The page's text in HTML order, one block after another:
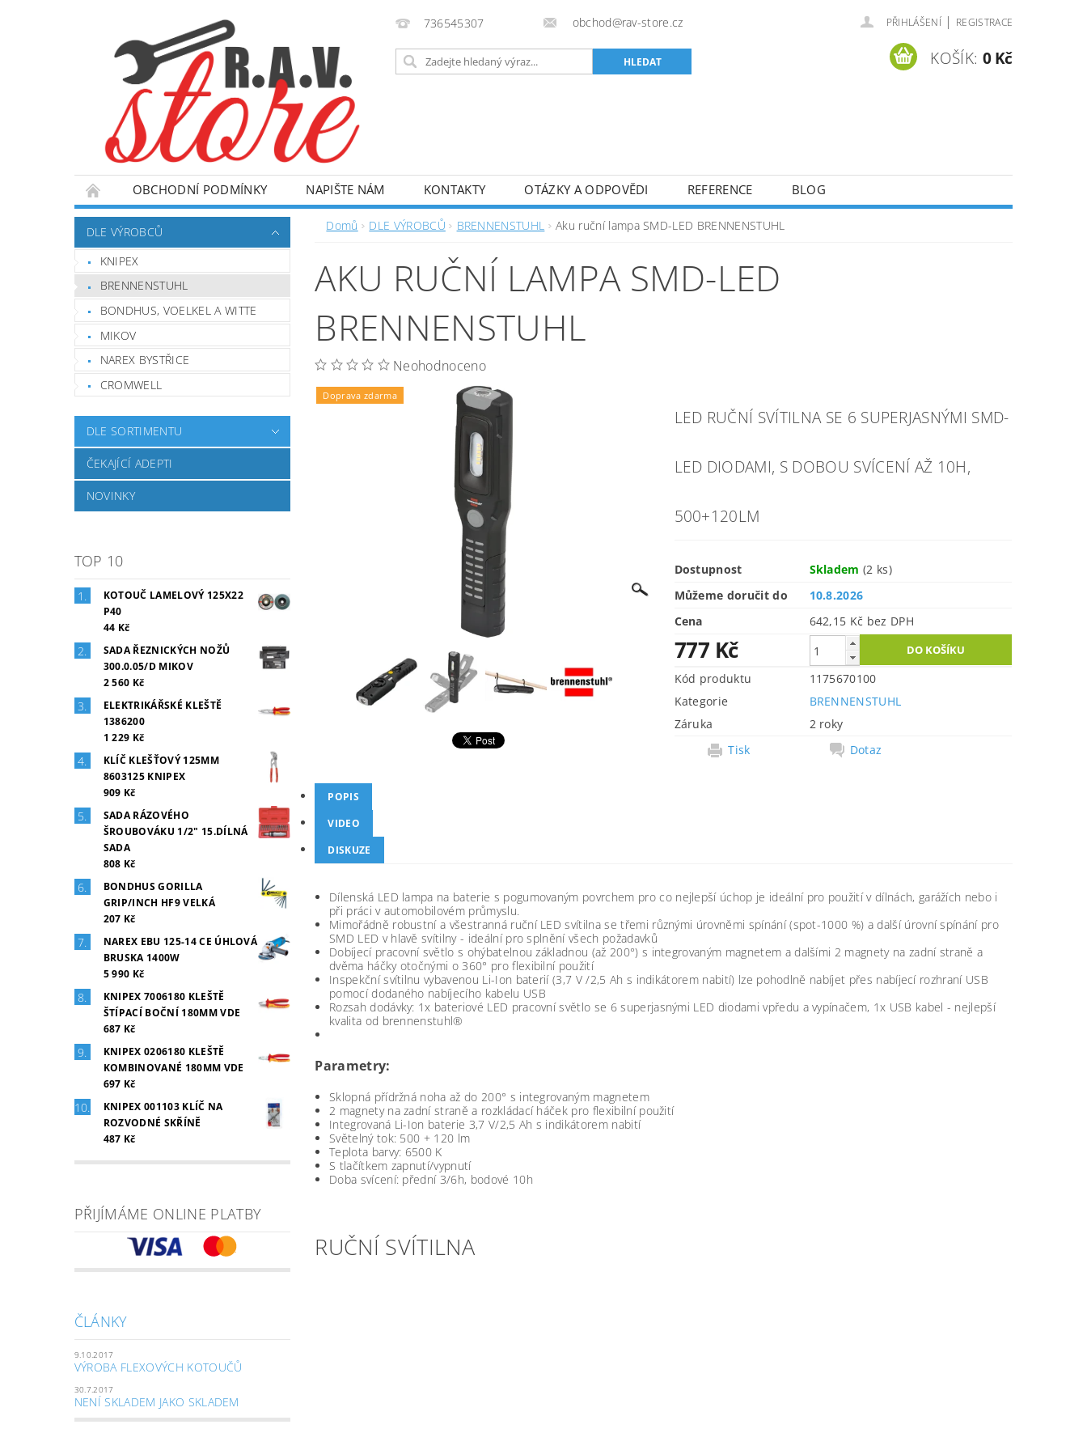
736545307 obchod@rav-store.cz PŘIHLÁŠENÍ | REGISTRACE
KOŠÍK: 0 Kč
OBCHODNÍ PODMÍNKY NAPIŠTE NÁM KONTAKTY OTÁZKY A ODPOVĚDI REFERENCE BLOG
DLE VÝROBCŮ
KNIPEX
BRENNENSTUHL
BONDHUS, VOELKEL A WITTE
MIKOV
NAREX BYSTŘICE
CROMWELL
DLE SORTIMENTU
ČEKAJÍCÍ ADEPTI
NOVINKY
TOP 10
KOTOUČ LAMELOVÝ 125X22
P40
44 Kč
SADA ŘEZNICKÝCH NOŽŮ
300.0.05/D MIKOV
2 560 Kč
ELEKTRIKÁŘSKÉ KLEŠTĚ
1386200
1 229 Kč
KLÍČ KLEŠŤOVÝ 125MM
8603125 KNIPEX
909 Kč
SADA RÁZOVÉHO
ŠROUBOVÁKU 1/2" 15.DÍLNÁ
SADA
808 Kč
BONDHUS GORILLA
GRIP/INCH HF9 VELKÁ
207 Kč
NAREX EBU 125-14 CE ÚHLOVÁ
BRUSKA 1400W
5 990 Kč
KNIPEX 7006180 KLEŠTĚ
ŠTÍPACÍ BOČNÍ 180MM VDE
687 Kč
KNIPEX 0206180 KLEŠTĚ
KOMBINOVANÉ 180MM VDE
697 Kč
KNIPEX 001103 KLÍČ NA
ROZVODNÉ SKŘÍNĚ
487 Kč
PŘIJÍMÁME ONLINE PLATBY
ČLÁNKY
9.10.2017
VÝROBA FLEXOVÝCH KOTOUČŮ
30.7.2017
NENÍ SKLADEM JAKO SKLADEM
Domů DLE VÝROBCŮ BRENNENSTUHL Aku ruční lampa SMD-LED BRENNENSTUHL
AKU RUČNÍ LAMPA SMD-LED
BRENNENSTUHL
Neohodnoceno
Doprava zdarma
LED RUČNÍ SVÍTILNA SE 6 SUPERJASNÝMI SMD-
LED DIODAMI, S DOBOU SVÍCENÍ AŽ 10H,
500+120LM
Dostupnost Skladem(2 ks)
Můžeme doručit do
10.8.2026
Cena
642,15 Kč bez DPH
777 Kč
Kód produktu
1175670100
Kategorie
BRENNENSTUHL
Záruka
2 roky
Tisk
Dotaz
POPIS
VIDEO
DISKUZE
Dílenská LED lampa na baterie s pogumovaným povrchem pro co nejlepší úchop je ideální pro použití v dílnách, garážích nebo i
při práci v automobilovém průmyslu.
Mimořádně robustní a všestranná ruční LED svítilna se třemi různými úrovněmi spínání (spot-1000 %) a další úrovní spínání pro
SMD LED v hlavě svítilny - ideální pro splnění všech požadavků
Dobíjecí pracovní světlo s ohýbatelnou základnou (až 200°) s integrovaným magnetem a dalšími 2 magnety na zadní straně a
dvěma háčky otočnými o 360° pro flexibilní použití
Inspekční svítilnu vybavenou Li-Ion baterií (3,7 V /2,5 Ah s indikátorem nabití) lze pohodlně nabíjet přes nabíjecí rozhraní USB
pomocí dodaného nabíjecího kabelu USB
Rozsah dodávky: 1x bateriové LED pracovní světlo se 6 superjasnými LED diodami vpředu a vypínačem, 1x USB kabel - nejlepší
kvalita od brennenstuhl®
Parametry:
Sklopná přídržná noha až do 200° s integrovaným magnetem
2 magnety na zadní straně a rozkládací háček pro flexibilní použití
Integrovaná Li-Ion baterie 3,7 V/2,5 Ah s indikátorem nabití
Světelný tok: 500 + 120 lm
Teplota barvy: 6500 K
S tlačítkem zapnutí/vypnutí
Doba svícení: přední 3/6h, bodové 10h
RUČNÍ SVÍTILNA